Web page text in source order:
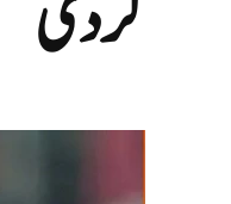
کر دی